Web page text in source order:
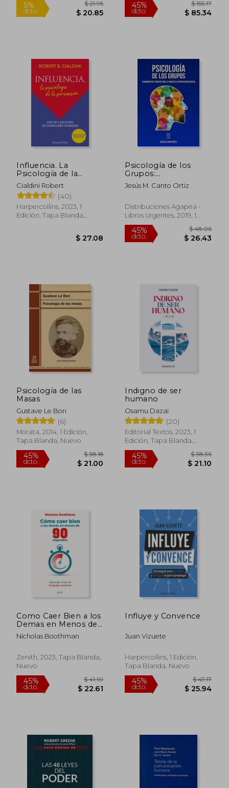
dcto. $ 20.85
45%
dcto.
Influencia. La
Psicología de la
Persuasión
Cialdini Robert
(40)
Harpercollins, 2023, 1
Edición, Tapa Blanda,
Psicología de los
Grupos:
Fundamentos
Teóricos Para la
Intervención Grupal
Jesús M. Canto Ortiz
Distribuciones Agapea -
Libros Urgentes, 2019, 1
Edición, Tapa Blanda,
Nuevo
45%
dcto.
Psicología de las
Masas
Gustave Le Bon
(6)
Morata, 2014, 1 Edición,
Tapa Blanda, Nuevo
Indigno de ser
humano
Osamu Dazai
(20)
Editorial Textos, 2023, 1
Edición, Tapa Blanda,
Nuevo
45%
dcto.
Como Caer Bien a los
Demas en Menos de
90 Segundos
Nicholas Boothman
Zenith, 2023, Tapa Blanda,
Nuevo
Influye y Convence
Juan Vizuete
Harpercollins, 1 Edición,
Tapa Blanda, Nuevo